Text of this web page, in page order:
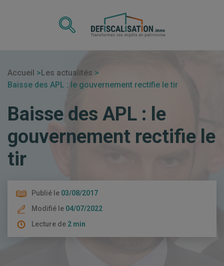
Accueil
Les actualités
Baisse des APL : le gouvernement rectifie le tir
Baisse des APL : le
gouvernement rectifie le
tir
Publié le 03/08/2017
Modifié le 04/07/2022
Lecture de 2 min